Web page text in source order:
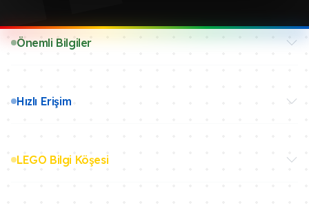
Önemli Bilgiler
Hızlı Erişim
LEGO Bilgi Köşesi